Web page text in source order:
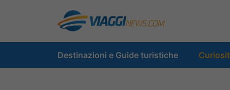
contenuto
Destinazioni e Guide turistiche